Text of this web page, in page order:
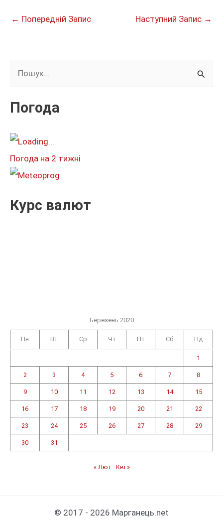
← Попередній Запис Наступний Запис →
к
т
:
Погода
Погода на 2 тижні
Курс валют
Березень 2020
Пн Вт Ср Чт Пт Сб Нд
1
2 3 4 5 6 7 8
9 10 11 12 13 14 15
16 17 18 19 20 21 22
23 24 25 26 27 28 29
30 31
« Лют Кві »
© 2017 - 2026 Марганець.net